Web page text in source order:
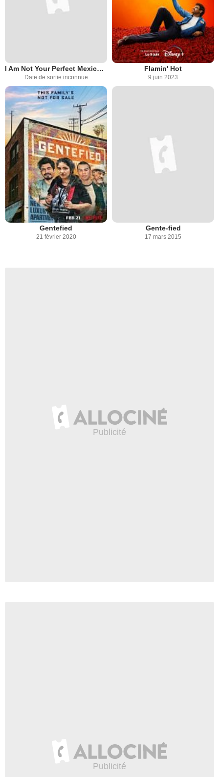
I Am Not Your Perfect Mexican Daughter
Date de sortie inconnue
Flamin' Hot
9 juin 2023
Gentefied
21 février 2020
Gente-fied
17 mars 2015